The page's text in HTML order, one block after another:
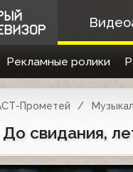
Рекламные ролики
Прометей
До свидания,